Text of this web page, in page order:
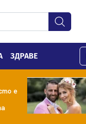
ЗДРАВЕ
е